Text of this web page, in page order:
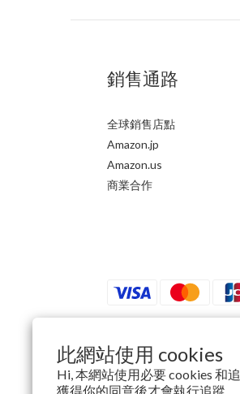
此網站使用 cookies
Hi, 本網站使用必要 cookies 和
獲得你的同意後才會執行追蹤。
銷售通路
全球銷售店點
Amazon.jp
Amazon.us
商業合作
$TWD 繁體中文